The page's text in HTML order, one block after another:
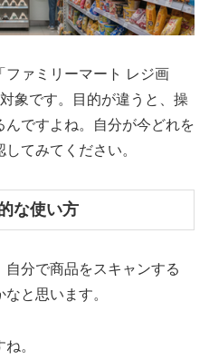
ファミリーマート レジ画
象です。目的が違うと、操
ですよね。自分が今どれを
てみてください。
な使い方
分で商品をスキャンする
なと思います。
。